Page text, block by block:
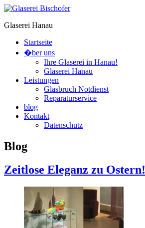
Glaserei Hanau
Startseite
�ber uns
Ihre Glaserei in Hanau!
Glaserei Hanau
Leistungen
Glasbruch Notdienst
Reparaturservice
blog
Kontakt
Datenschutz
Blog
Zeitlose Eleganz zu Ostern!